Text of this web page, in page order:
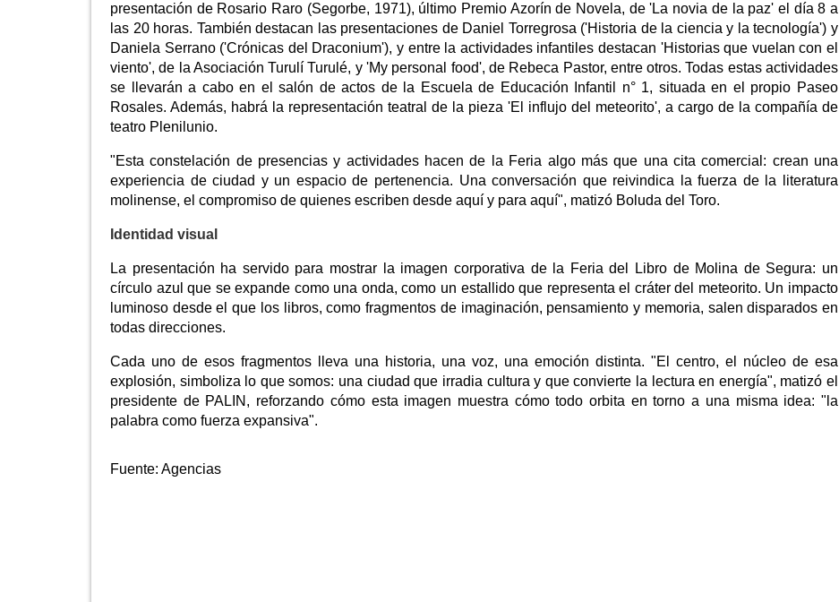
presentación de Rosario Raro (Segorbe, 1971), último Premio Azorín de Novela, de 'La novia de la paz' el día 8 a
las 20 horas. También destacan las presentaciones de Daniel Torregrosa ('Historia de la ciencia y la tecnología') y
Daniela Serrano ('Crónicas del Draconium'), y entre la actividades infantiles destacan 'Historias que vuelan con el
viento', de la Asociación Turulí Turulé, y 'My personal food', de Rebeca Pastor, entre otros. Todas estas actividades
se llevarán a cabo en el salón de actos de la Escuela de Educación Infantil n° 1, situada en el propio Paseo
Rosales. Además, habrá la representación teatral de la pieza 'El influjo del meteorito', a cargo de la compañía de
teatro Plenilunio.
"Esta constelación de presencias y actividades hacen de la Feria algo más que una cita comercial: crean una
experiencia de ciudad y un espacio de pertenencia. Una conversación que reivindica la fuerza de la literatura
molinense, el compromiso de quienes escriben desde aquí y para aquí", matizó Boluda del Toro.
Identidad visual
La presentación ha servido para mostrar la imagen corporativa de la Feria del Libro de Molina de Segura: un
círculo azul que se expande como una onda, como un estallido que representa el cráter del meteorito. Un impacto
luminoso desde el que los libros, como fragmentos de imaginación, pensamiento y memoria, salen disparados en
todas direcciones.
Cada uno de esos fragmentos lleva una historia, una voz, una emoción distinta. "El centro, el núcleo de esa
explosión, simboliza lo que somos: una ciudad que irradia cultura y que convierte la lectura en energía", matizó el
presidente de PALIN, reforzando cómo esta imagen muestra cómo todo orbita en torno a una misma idea: "la
palabra como fuerza expansiva".
Fuente: Agencias